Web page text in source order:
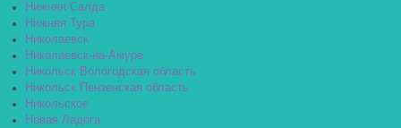
Нижняя Салда
Нижняя Тура
Николаевск
Николаевск-на-Амуре
Никольск Вологодская область
Никольск Пензенская область
Никольское
Новая Ладога